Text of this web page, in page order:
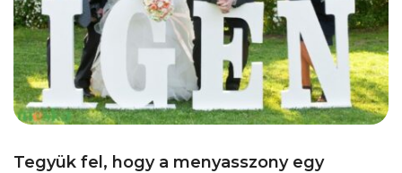
Tegyük fel, hogy a menyasszony egy